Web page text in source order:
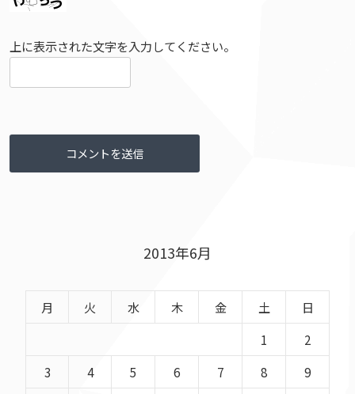
上に表示された文字を入力してください。
2013年6月
月 火 水 木 金 土
日
1
2
3
4 5 6 7 8 9